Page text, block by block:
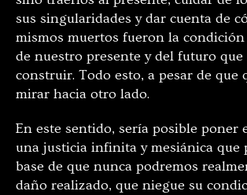
sus singularidades y dar cuenta de
mismos muertos fueron la
de nuestro presente y del futuro que
construir. Todo esto, a pesar de que
mirar hacia otro lado.
En este sentido, sería posible poner
una justicia infinita y mesiánica que
base de que nunca podremos
daño realizado, que niegue su